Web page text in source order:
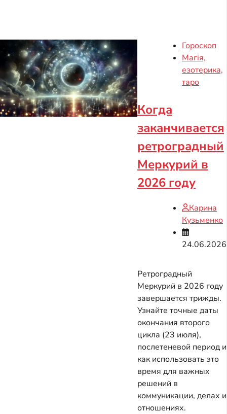
Гороскоп
Магія,
езотерика,
таро
Когда
заканчивается
ретроградный
Меркурий в
2026 году
Карина
Кузьменко
24.06.2026
Ретроградный
Меркурий в 2026 году
завершается трижды.
Узнайте точные даты
окончания второго
цикла (23 июля),
послетеневой период и
как использовать это
время для важных
решений в
коммуникации, делах и
отношениях.